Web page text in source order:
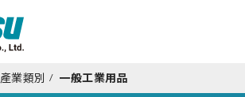
產業類別 / 一般工業用品